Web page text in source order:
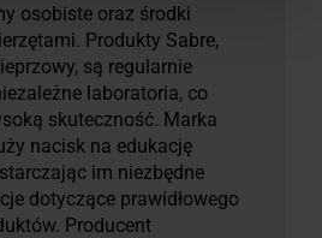
osobiste oraz środki
Produkty Sabre,
są regularnie
laboratoria, co
skuteczność. Marka
nacisk na edukację
im niezbędne
dotyczące prawidłowego
Producent